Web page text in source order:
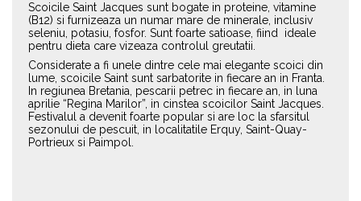
Scoicile Saint Jacques sunt bogate in proteine, vitamine
(B12) si furnizeaza un numar mare de minerale, inclusiv
seleniu, potasiu, fosfor. Sunt foarte satioase, fiind ideale
pentru dieta care vizeaza controlul greutatii.
Considerate a fi unele dintre cele mai elegante scoici din
lume, scoicile Saint sunt sarbatorite in fiecare an in Franta.
In regiunea Bretania, pescarii petrec in fiecare an, in luna
aprilie “Regina Marilor”, in cinstea scoicilor Saint Jacques.
Festivalul a devenit foarte popular si are loc la sfarsitul
sezonului de pescuit, in localitatile Erquy, Saint-Quay-
Portrieux si Paimpol.